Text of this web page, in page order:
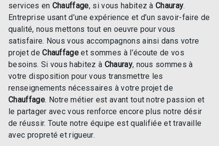
services en Chauffage, si vous habitez àChauray.
Entreprise usant d’une expérience et d’un savoir-faire de
qualité, nous mettons tout en oeuvre pour vous
satisfaire. Nous vous accompagnons ainsi dans votre
projet deChauffage et sommes à l’écoute de vos
besoins. Si vous habitez à Chauray, nous sommes à
votre disposition pour vous transmettre les
renseignements nécessaires à votre projet de
Chauffage. Notre métier est avant tout notre passion et
le partager avec vous renforce encore plus notre désir
de réussir. Toute notre équipe est qualifiée et travaille
avec propreté et rigueur.